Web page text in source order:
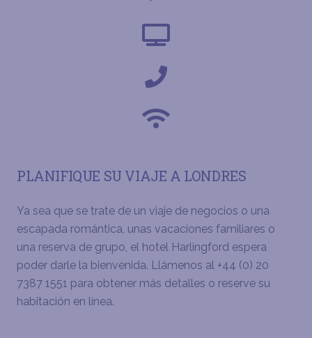
PLANIFIQUE SU VIAJE A LONDRES
Ya sea que se trate de un viaje de negocios o una
escapada romántica, unas vacaciones familiares o
una reserva de grupo, el hotel Harlingford espera
poder darle la bienvenida. Llámenos al +44 (0) 20
7387 1551 para obtener más detalles o reserve su
habitación en línea.